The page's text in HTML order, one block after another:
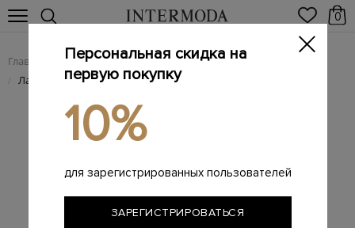
0
Главная Мужчинам / Аксессуары / Головные уборы
/ Лаконичная шапка фактурной вязки в оттенке «металлик»
Персональная скидка на
первую покупку
10%
для зарегистрированных пользователей
ЗАРЕГИСТРИРОВАТЬСЯ